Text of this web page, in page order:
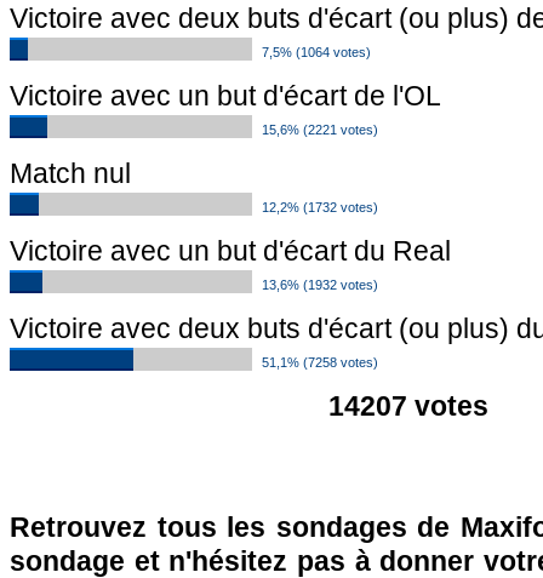
Victoire avec deux buts d'écart (ou plus)
7,5% (1064 votes)
Victoire avec un but d'écart de l'OL
15,6% (2221 votes)
Match nul
12,2% (1732 votes)
Victoire avec un but d'écart du Real
13,6% (1932 votes)
Victoire avec deux buts d'écart (ou plus)
51,1% (7258 votes)
14207 votes
Retrouvez tous les sondages de
sondage et n'hésitez pas à donner